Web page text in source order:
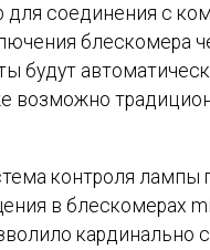
для соединения с
блескомера
будут
возможно
контроля лампы
в блескомерах
кардинально